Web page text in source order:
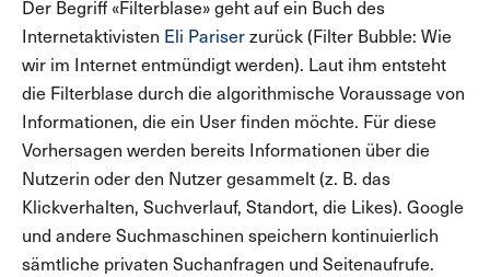
Der Begriff «Filterblase» geht auf ein Buch des
Internetaktivisten Eli Pariserzurück (Filter Bubble: Wie
wir im Internet entmündigt werden). Laut ihm entsteht
die Filterblase durch die algorithmische Voraussage von
Informationen, die ein User finden möchte. Für diese
Vorhersagen werden bereits Informationen über die
Nutzerin oder den Nutzer gesammelt (z. B. das
Klickverhalten, Suchverlauf, Standort, die Likes). Google
und andere Suchmaschinen speichern kontinuierlich
sämtliche privaten Suchanfragen und Seitenaufrufe.